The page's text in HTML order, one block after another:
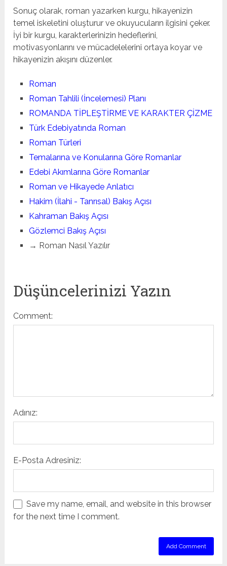
Sonuç olarak, roman yazarken kurgu, hikayenizin
temel iskeletini oluşturur ve okuyucuların ilgisini çeker.
İyi bir kurgu, karakterlerinizin hedeflerini,
motivasyonlarını ve mücadelelerini ortaya koyar ve
hikayenizin akışını düzenler.
Roman
Roman Tahlili (İncelemesi) Planı
ROMANDA TİPLEŞTİRME VE KARAKTER ÇİZME
Türk Edebiyatında Roman
Roman Türleri
Temalarına ve Konularına Göre Romanlar
Edebi Akımlarına Göre Romanlar
Roman ve Hikayede Anlatıcı
Hakim (İlahi - Tanrısal) Bakış Açısı
Kahraman Bakış Açısı
Gözlemci Bakış Açısı
→ Roman Nasıl Yazılır
Düşüncelerinizi Yazın
Comment:
Adınız:
E-Posta Adresiniz:
Save my name, email, and website in this browser
for the next time I comment.